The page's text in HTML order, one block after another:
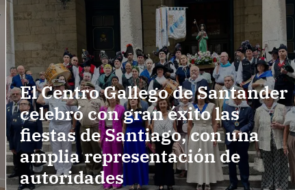
El Centro Gallego de Santander
celebró con gran éxito las
fiestas de Santiago, con una
amplia representación de
autoridades